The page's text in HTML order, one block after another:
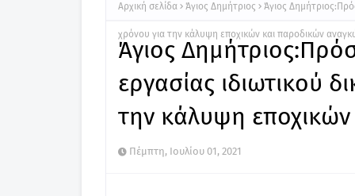
Αρχική σελίδα Άγιος Δημήτριος Άγιος
χρόνου για την κάλυψη εποχικών και παροδικών
Άγιος
εργασίας ιδιωτικού
την κάλυψη
Πέμπτη, Ιουλίου 01, 2021